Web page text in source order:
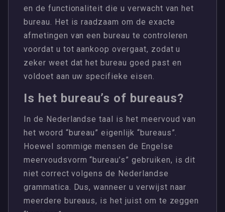
en de functionaliteit die u verwacht van het
bureau. Het is raadzaam om de exacte
afmetingen van een bureau te controleren
voordat u tot aankoop overgaat, zodat u
zeker weet dat het bureau goed past en
voldoet aan uw specifieke eisen.
Is het bureau’s of bureaus?
In de Nederlandse taal is het meervoud van
het woord “bureau” eigenlijk “bureaus”.
Hoewel sommige mensen de Engelse
meervoudsvorm “bureau’s” gebruiken, is dit
niet correct volgens de Nederlandse
grammatica. Dus, wanneer u verwijst naar
meerdere bureaus, is het juist om te zeggen